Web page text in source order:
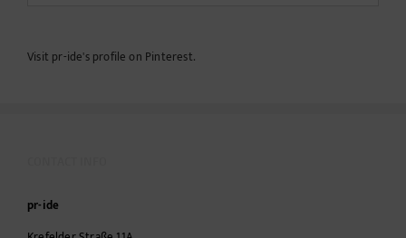
Visit pr-ide's profile on Pinterest.
pr-ide